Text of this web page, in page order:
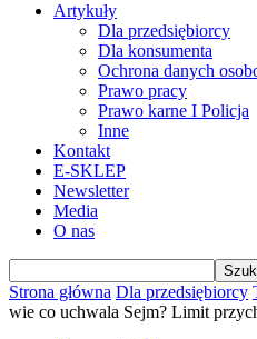
Artykuły
Dla przedsiębiorcy
Dla konsumenta
Ochrona danych
Prawo pracy
Prawo karne I Policja
Inne
Kontakt
E-SKLEP
Newsletter
Media
O nas
Strona główna Dla przedsiębiorcy
wie co uchwala Sejm? Limit